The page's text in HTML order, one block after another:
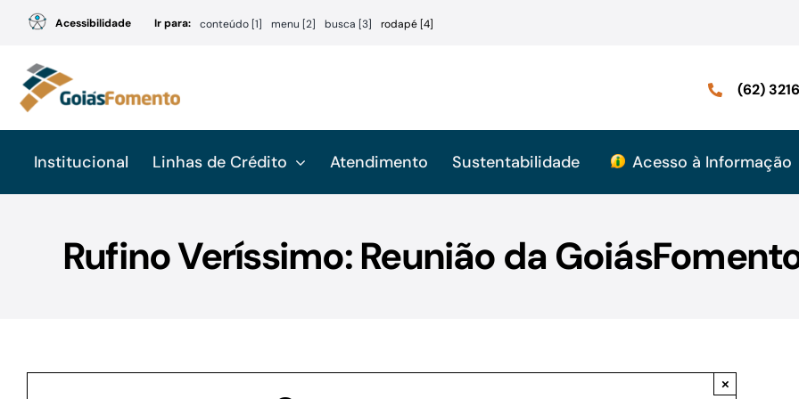
conteúdo
Acessibilidade Ir para: conteúdo [1] menu [2] busca [3] rodapé [4]
(62)
Institucional Linhas de Crédito Atendimento Sustentabilidade Acesso à Informação
Rufino Veríssimo: Reunião da
×